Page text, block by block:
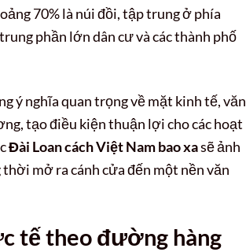
70% là núi đồi, tập trung ở phía
phần lớn dân cư và các thành phố
ý nghĩa quan trọng về mặt kinh tế, văn
tạo điều kiện thuận lợi cho các hoạt
Đài Loan cách Việt Nam bao xasẽ ảnh
mở ra cánh cửa đến một nền văn
tế theo đường hàng